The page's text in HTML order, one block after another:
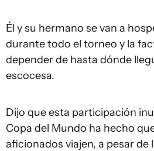
Él y su hermano se van a
durante todo el torneo y la
depender de hasta dónde
escocesa.
Dijo que esta participación
Copa del Mundo ha hecho
aficionados viajen, a pesar de